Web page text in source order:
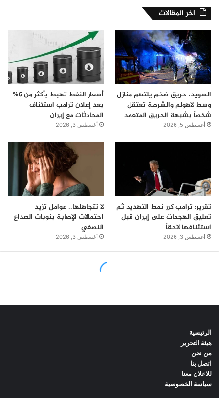
الرئيسية
هيئة التحرير
من نحن
اتصل بنا
للاعلان معنا
سياسة الخصوصية